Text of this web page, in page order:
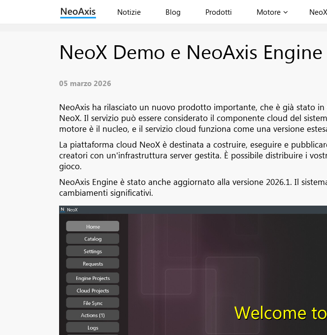
Notizie Blog Prodotti Motore NeoX
NeoX Demo e NeoAxis
05 marzo 2026
NeoAxis ha rilasciato un nuovo prodotto importante, che è già stato
NeoX. Il servizio può essere considerato il componente cloud del
motore è il nucleo, e il servizio cloud funziona come una versione
La piattaforma cloud NeoX è destinata a costruire, eseguire e
creatori con un'infrastruttura server gestita. È possibile distribuire i
gioco.
NeoAxis Engine è stato anche aggiornato alla versione 2026.1. Il
cambiamenti significativi.